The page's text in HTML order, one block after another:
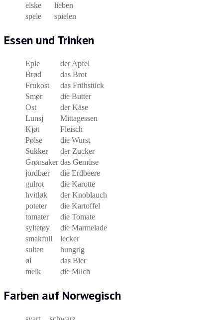
elske
lieben
spele
spielen
Essen und Trinken
Eple
der Apfel
Brød
das Brot
Frukost
das Frühstück
Smør
die Butter
Ost
der Käse
Lunsj
Mittagessen
Kjøt
Fleisch
Pølse
die Wurst
Sukker
der Zucker
Grønsaker das Gemüse
jordbær
die Erdbeere
gulrot
die Karotte
hvitløk
der Knoblauch
poteter
die Kartoffel
tomater
die Tomate
syltetøy
die Marmelade
smakfull
lecker
sulten
hungrig
øl
das Bier
melk
die Milch
Farben auf Norwegisch